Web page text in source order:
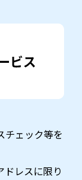
チェック等を
レスに限り